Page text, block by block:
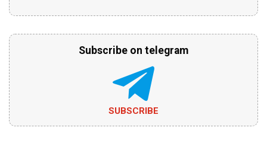
Subscribe on telegram
SUBSCRIBE